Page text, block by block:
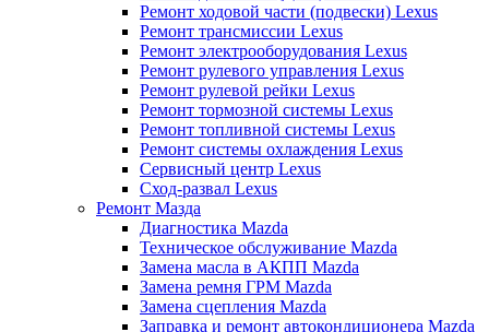
Ремонт ходовой части (подвески) Lexus
Ремонт трансмиссии Lexus
Ремонт электрооборудования Lexus
Ремонт рулевого управления Lexus
Ремонт рулевой рейки Lexus
Ремонт тормозной системы Lexus
Ремонт топливной системы Lexus
Ремонт системы охлаждения Lexus
Сервисный центр Lexus
Сход-развал Lexus
Ремонт Мазда
Диагностика Mazda
Техническое обслуживание Mazda
Замена масла в АКПП Mazda
Замена ремня ГРМ Mazda
Замена сцепления Mazda
Заправка и ремонт автокондиционера Mazda